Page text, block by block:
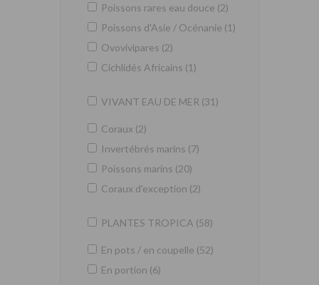
Poissons rares eau douce (2)
Poissons d'Asie / Océnanie (1)
Ovovivipares (2)
Cichlidés Africains (1)
VIVANT EAU DE MER (31)
Coraux (2)
Invertébrés marins (7)
Poissons marins (20)
Coraux d'exception (2)
PLANTES TROPICA (58)
En pots / en coupelle (52)
En portion (6)